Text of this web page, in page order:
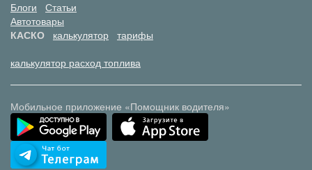
Блоги
Статьи
Автотовары
КАСКО
калькулятор тарифы
калькулятор расход топлива
Мобильное приложение «Помощник водителя»